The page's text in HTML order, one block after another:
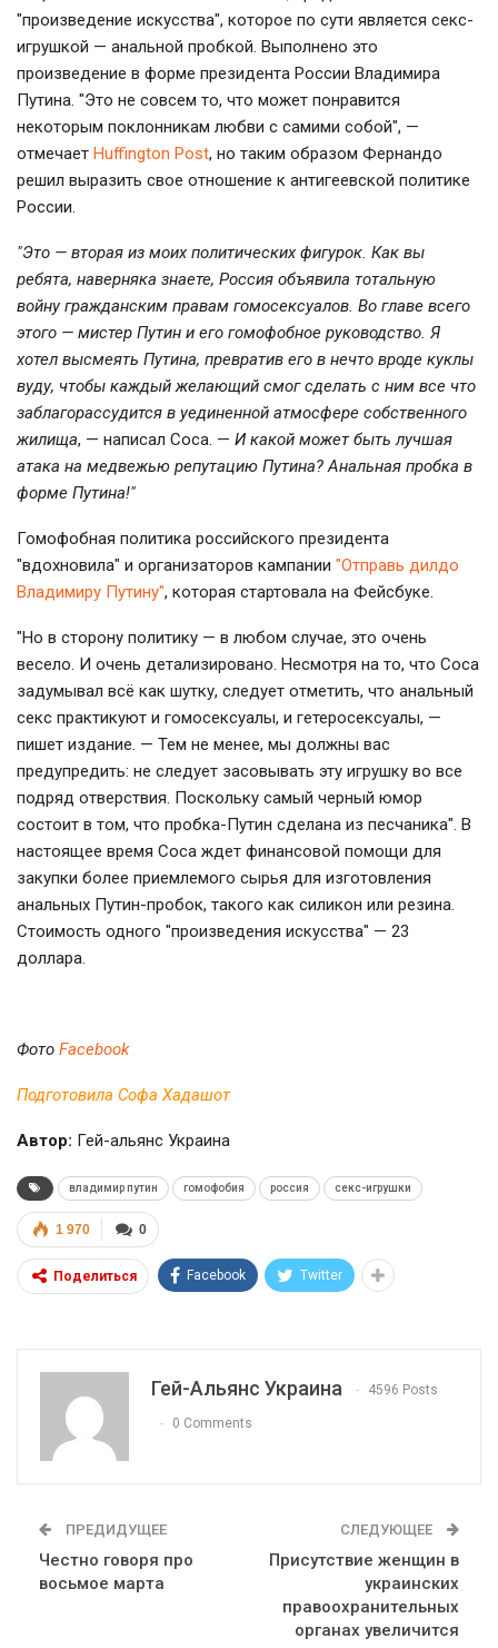
"произведение искусства", которое по сути является секс-
игрушкой — анальной пробкой. Выполнено это
произведение в форме президента России Владимира
Путина. "Это не совсем то, что может понравится
некоторым поклонникам любви с самими собой", —
отмечает Huffington Post, но таким образом Фернандо
решил выразить свое отношение к антигеевской политике
России.
"Это — вторая из моих политических фигурок. Как вы
ребята, наверняка знаете, Россия объявила тотальную
войну гражданским правам гомосексуалов. Во главе всего
этого — мистер Путин и его гомофобное руководство. Я
хотел высмеять Путина, превратив его в нечто вроде куклы
вуду, чтобы каждый желающий смог сделать с ним все что
заблагорассудится в уединенной атмосфере собственного
жилища, — написал Соса. — И какой может быть лучшая
атака на медвежью репутацию Путина? Анальная пробка в
форме Путина!"
Гомофобная политика российского президента
"вдохновила" и организаторов кампании "Отправь дилдо
Владимиру Путину", которая стартовала на Фейсбуке.
"Но в сторону политику — в любом случае, это очень
весело. И очень детализировано. Несмотря на то, что Соса
задумывал всё как шутку, следует отметить, что анальный
секс практикуют и гомосексуалы, и гетеросексуалы, —
пишет издание. — Тем не менее, мы должны вас
предупредить: не следует засовывать эту игрушку во все
подряд отверствия. Поскольку самый черный юмор
состоит в том, что пробка-Путин сделана из песчаника". В
настоящее время Соса ждет финансовой помощи для
закупки более приемлемого сырья для изготовления
анальных Путин-пробок, такого как силикон или резина.
Стоимость одного "произведения искусства" — 23
доллара.
Фото Facebook
Подготовила Софа Хадашот
Автор: Гей-альянс Украина
владимир путин гомофобия россия секс-игрушки
0
1 970
Поделиться Facebook Twitter
Гей-Альянс Украина 4596 Posts
0 Comments
ПРЕДИДУЩЕЕ
Честно говоря про
восьмое марта
СЛЕДУЮЩЕЕ
Присутствие женщин в
украинских
правоохранительных
органах увеличится